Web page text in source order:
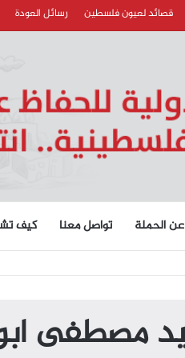
قصائد لعيون فلسطين رسائل العودة
عن الحملة تواصل معنا كيف